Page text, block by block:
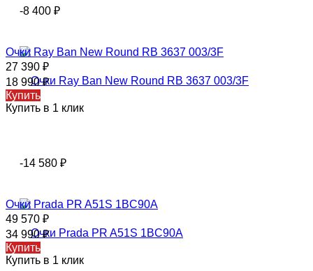
-8 400 ₽
Очки Ray Ban New Round RB 3637 003/3F
27 390 ₽
18 990₽
Купить
Купить в 1 клик
-14 580 ₽
Очки Prada PR A51S 1BC90A
49 570 ₽
34 990₽
Купить
Купить в 1 клик